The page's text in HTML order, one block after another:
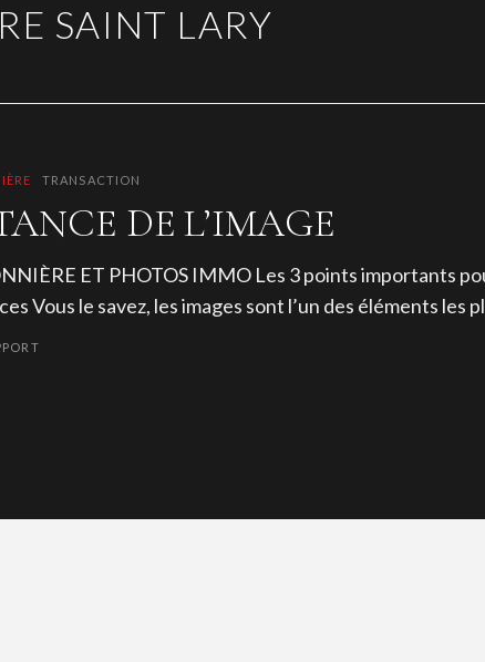
SAINT LARY
TRANSACTION
DE L’IMAGE
ET PHOTOS IMMO Les 3 points importants
Vous le savez, les images sont l’un des éléments les